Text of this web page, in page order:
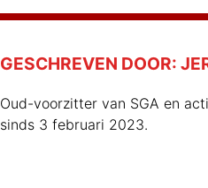
GESCHREVEN DOOR:
Oud-voorzitter van SGA en
sinds 3 februari 2023.